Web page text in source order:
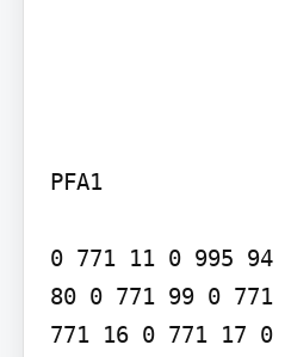
PFA1
0 771 11 0 995 94
80 0 771 99 0
771 16 0 771 17 0